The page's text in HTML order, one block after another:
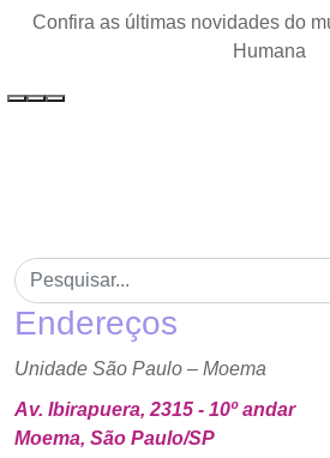
Confira as últimas novidades do
Humana
Endereços
Unidade São Paulo – Moema
Av. Ibirapuera, 2315 - 10º andar
Moema, São Paulo/SP